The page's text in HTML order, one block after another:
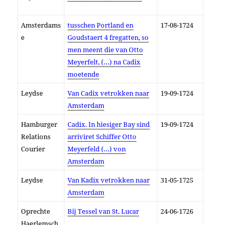
Amsterdams
e
tusschen Portland en
Goudstaert 4 fregatten, so
men meent die van Otto
Meyerfelt, (…) na Cadix
moetende
17-08-1724
Leydse
Van Cadix vetrokken naar
Amsterdam
19-09-1724
Hamburger
Relations
Courier
Cadix. In hiesiger Bay sind
arriviret Schiffer Otto
Meyerfeld (…) von
Amsterdam
19-09-1724
Leydse
Van Kadix vetrokken naar
Amsterdam
31-05-1725
Oprechte
Bij Tessel van St. Lucar 24-06-1726